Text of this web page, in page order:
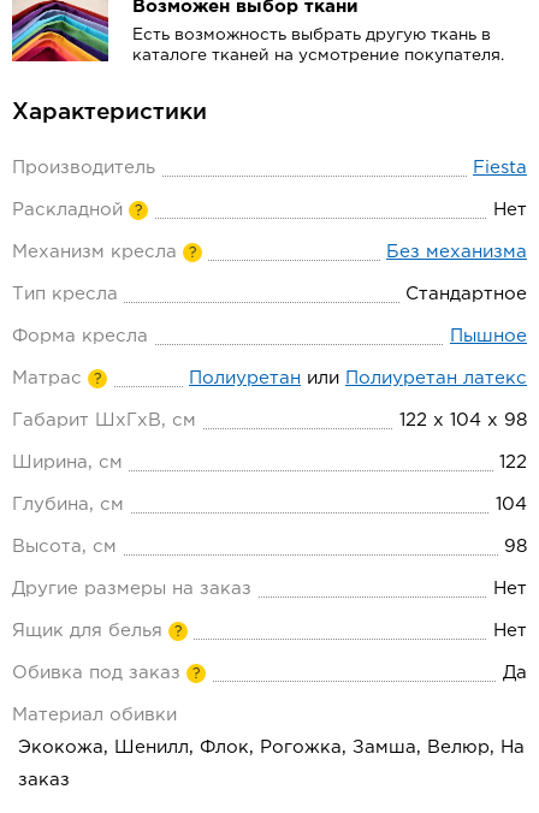
Возможен выбор ткани
Есть возможность выбрать другую ткань в
каталоге тканей на усмотрение покупателя.
Характеристики
Производитель Fiesta
Раскладной ? Нет
Механизм кресла ? Без механизма
Тип кресла Стандартное
Форма кресла Пышное
Матрас ? Полиуретан или Полиуретан латекс
Габарит ШхГхВ, см 122 х 104 х 98
Ширина, см 122
Глубина, см 104
Высота, см 98
Другие размеры на заказ Нет
Ящик для белья ? Нет
Обивка под заказ ? Да
Материал обивки
Экокожа, Шенилл, Флок, Рогожка, Замша, Велюр, На
заказ